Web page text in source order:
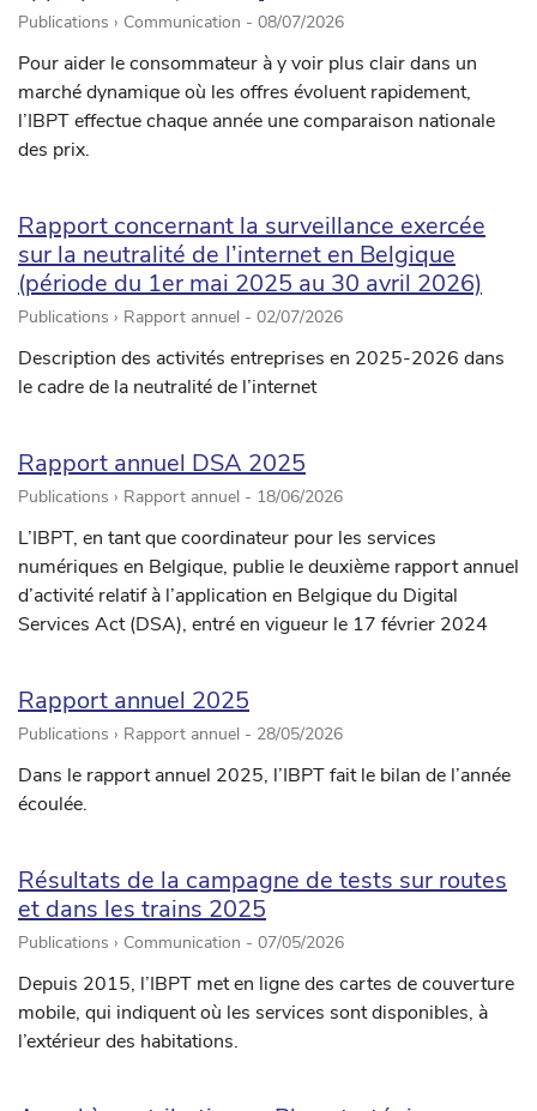
Publications › Communication - 08/07/2026
Pour aider le consommateur à y voir plus clair dans un
marché dynamique où les offres évoluent rapidement,
l’IBPT effectue chaque année une comparaison nationale
des prix.
Rapport concernant la surveillance exercée
sur la neutralité de l’internet en Belgique
(période du 1er mai 2025 au 30 avril 2026)
Publications › Rapport annuel - 02/07/2026
Description des activités entreprises en 2025-2026 dans
le cadre de la neutralité de l’internet
Rapport annuel DSA 2025
Publications › Rapport annuel - 18/06/2026
L’IBPT, en tant que coordinateur pour les services
numériques en Belgique, publie le deuxième rapport annuel
d’activité relatif à l’application en Belgique du Digital
Services Act (DSA), entré en vigueur le 17 février 2024
Rapport annuel 2025
Publications › Rapport annuel - 28/05/2026
Dans le rapport annuel 2025, l’IBPT fait le bilan de l’année
écoulée.
Résultats de la campagne de tests sur routes
et dans les trains 2025
Publications › Communication - 07/05/2026
Depuis 2015, l’IBPT met en ligne des cartes de couverture
mobile, qui indiquent où les services sont disponibles, à
l’extérieur des habitations.